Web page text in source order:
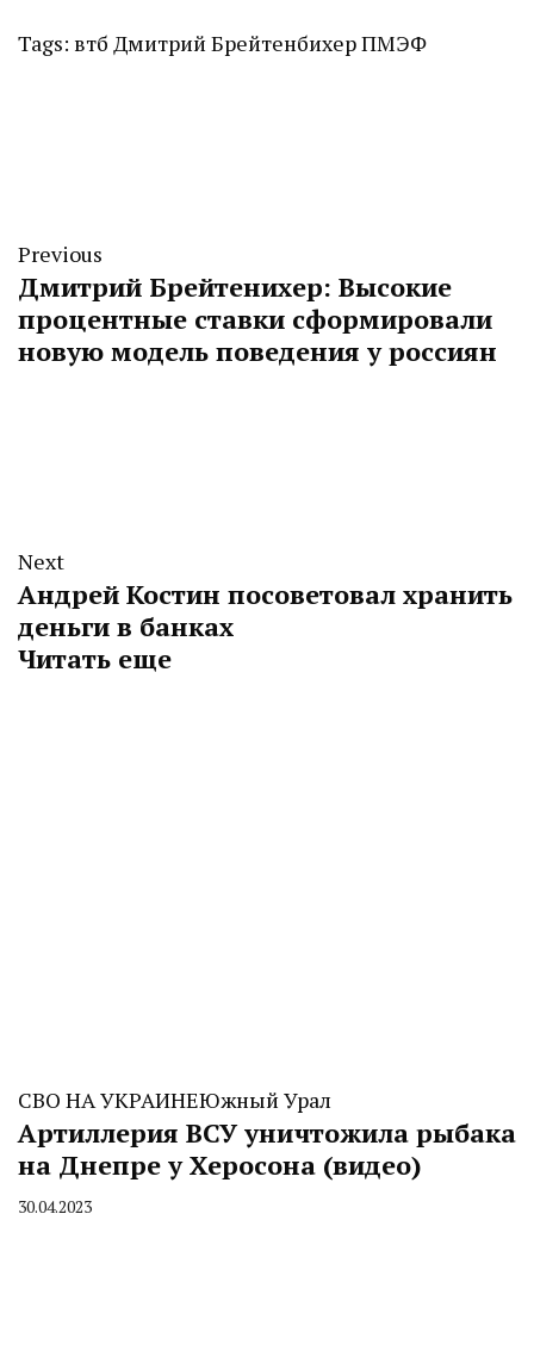
Tags: втб Дмитрий БрейтенбихерПМЭФ
Previous
Дмитрий Брейтенихер: Высокие
процентные ставки сформировали
новую модель поведения у россиян
Next
Андрей Костин посоветовал хранить
деньги в банках
Читать еще
СВО НА УКРАИНЕЮжный Урал
Артиллерия ВСУ уничтожила рыбака
на Днепре у Херосона (видео)
By
30.04.2023